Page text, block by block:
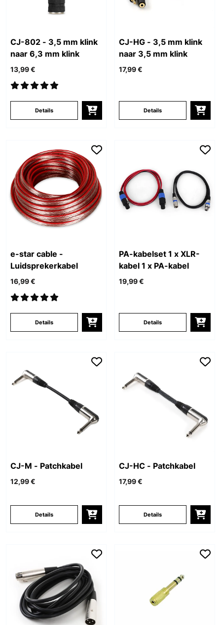
CJ-802 - 3,5 mm klink
naar 6,3 mm klink
13,99 €
Details
CJ-HG - 3,5 mm klink
naar 3,5 mm klink
17,99 €
Details
e-star cable -
Luidsprekerkabel
16,99 €
Details
PA-kabelset 1 x XLR-
kabel 1 x PA-kabel
19,99 €
Details
CJ-M - Patchkabel
12,99 €
Details
CJ-HC - Patchkabel
17,99 €
Details